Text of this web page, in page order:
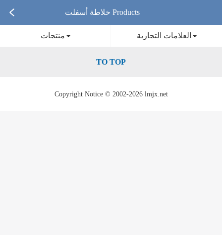
خلاطة أسفلت Products
منتجات العلامات التجارية
TO TOP
Copyright Notice © 2002-2026 lmjx.net